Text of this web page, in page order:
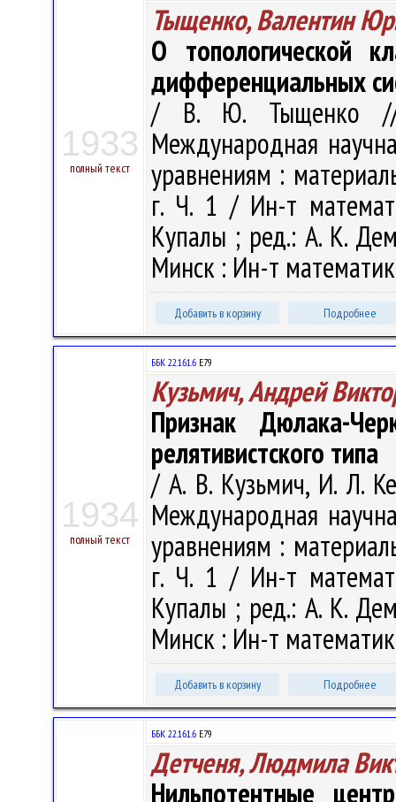
1933
полный текст
Тыщенко, Валентин
О топологической
дифференциальных
/ В. Ю. Тыщенко //
Международная
уравнениям :
г. Ч. 1 / Ин-т
Купалы ; ред.: А. К.
Минск : Ин-т
Добавить в корзину Подробнее
1934
полный текст
ББК 22.161.6 Е79
Кузьмич, Андрей
Признак Дюлака-
релятивистского типа
/ А. В. Кузьмич, И. Л.
Международная
уравнениям :
г. Ч. 1 / Ин-т
Купалы ; ред.: А. К.
Минск : Ин-т
Добавить в корзину Подробнее
ББК 22.161.6 Е79
Детченя, Людмила
Нильпотентные